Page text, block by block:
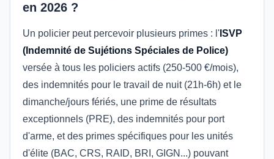
en 2026 ?
Un policier peut percevoir plusieurs primes : l' ISVP
(Indemnité de Sujétions Spéciales de Police)
versée à tous les policiers actifs (250-500 €/mois),
des indemnités pour le travail de nuit (21h-6h) et le
dimanche/jours fériés, une prime de résultats
exceptionnels (PRE), des indemnités pour port
d'arme, et des primes spécifiques pour les unités
d'élite (BAC, CRS, RAID, BRI, GIGN...) pouvant